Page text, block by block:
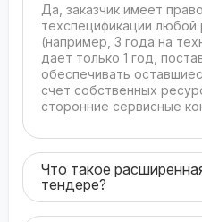
Да, заказчик имеет
техспецификации любой
(например, 3 года на
дает только 1 год,
обеспечивать
счет собственных
сторонние сервисные
Что такое
тендере?